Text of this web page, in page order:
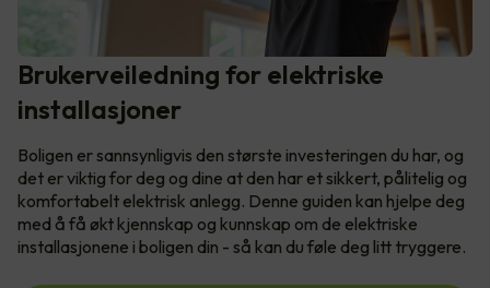
Brukerveiledning for elektriske
installasjoner
Boligen er sannsynligvis den største investeringen du har, og
det er viktig for deg og dine at den har et sikkert, pålitelig og
komfortabelt elektrisk anlegg. Denne guiden kan hjelpe deg
med å få økt kjennskap og kunnskap om de elektriske
installasjonene i boligen din - så kan du føle deg litt tryggere.